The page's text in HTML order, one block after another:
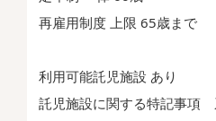
再雇用制度 上限 65歳まで
利用可能託児施設 あり
託児施設に関する特記事項